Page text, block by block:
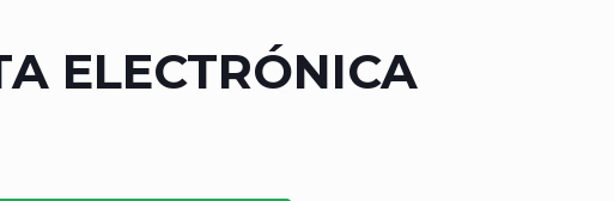
ELECTRÓNICA